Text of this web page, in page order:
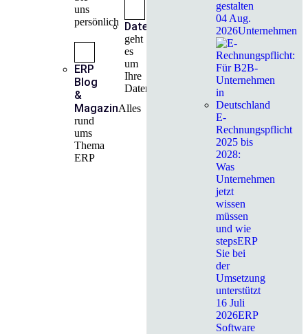
uns
persönlich
ERP
Blog
&
MagazinAlles
rund
ums
Thema
ERP
Datenschutz
geht
es
um
Ihre
Daten
gestalten
04 Aug.
2026Unternehmen
E-
Rechnungspflicht
2025 bis
2028:
Was
Unternehmen
jetzt
wissen
müssen
und wie
stepsERP
Sie bei
der
Umsetzung
unterstützt
16 Juli
2026ERP
Software